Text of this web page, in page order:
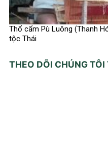
Thổ cẩm Pù Luông (Thanh
tộc Thái
THEO DÕI CHÚNG TÔI